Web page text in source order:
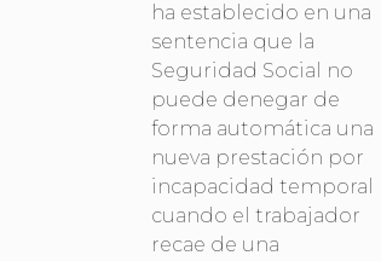
ha establecido en una
sentencia que la
Seguridad Social no
puede denegar de
forma automática una
nueva prestación por
incapacidad temporal
cuando el trabajador
recae de una